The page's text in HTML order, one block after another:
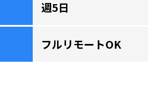
週5日
フルリモートOK